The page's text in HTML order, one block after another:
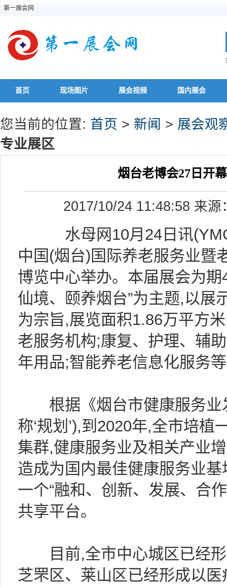
第一展会网
首页 现场图片 展会视频 国内展会
您当前的位置: 首页 > 新闻 > 展会观
专业展区
烟台老博会27日开
2017/10/24 11:48:58 来
水母网10月24日讯(YMG
中国(烟台)国际养老服务业暨
博览中心举办。本届展会为
仙境、颐养烟台”为主题,以展
为宗旨,展览面积1.86万平方
老服务机构;康复、护理、辅
年用品;智能养老信息化服务
根据《烟台市健康服务业
称‘规划’),到2020年,全市培
集群,健康服务业及相关产业
造成为国内最佳健康服务业基
一个“融和、创新、发展、合
共享平台。
目前,全市中心城区已经形
芝罘区、莱山区已经形成以